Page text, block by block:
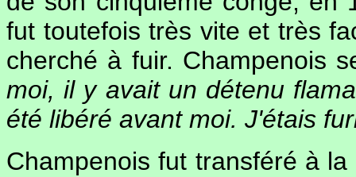
fut toutefois très vite et très
cherché à fuir. Champenois
moi, il y avait un détenu
été libéré avant moi. J'étais
Champenois fut transféré à